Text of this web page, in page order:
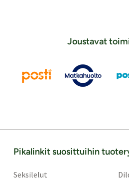
Joustavat
Pikalinkit suosittuihin
Seksilelut